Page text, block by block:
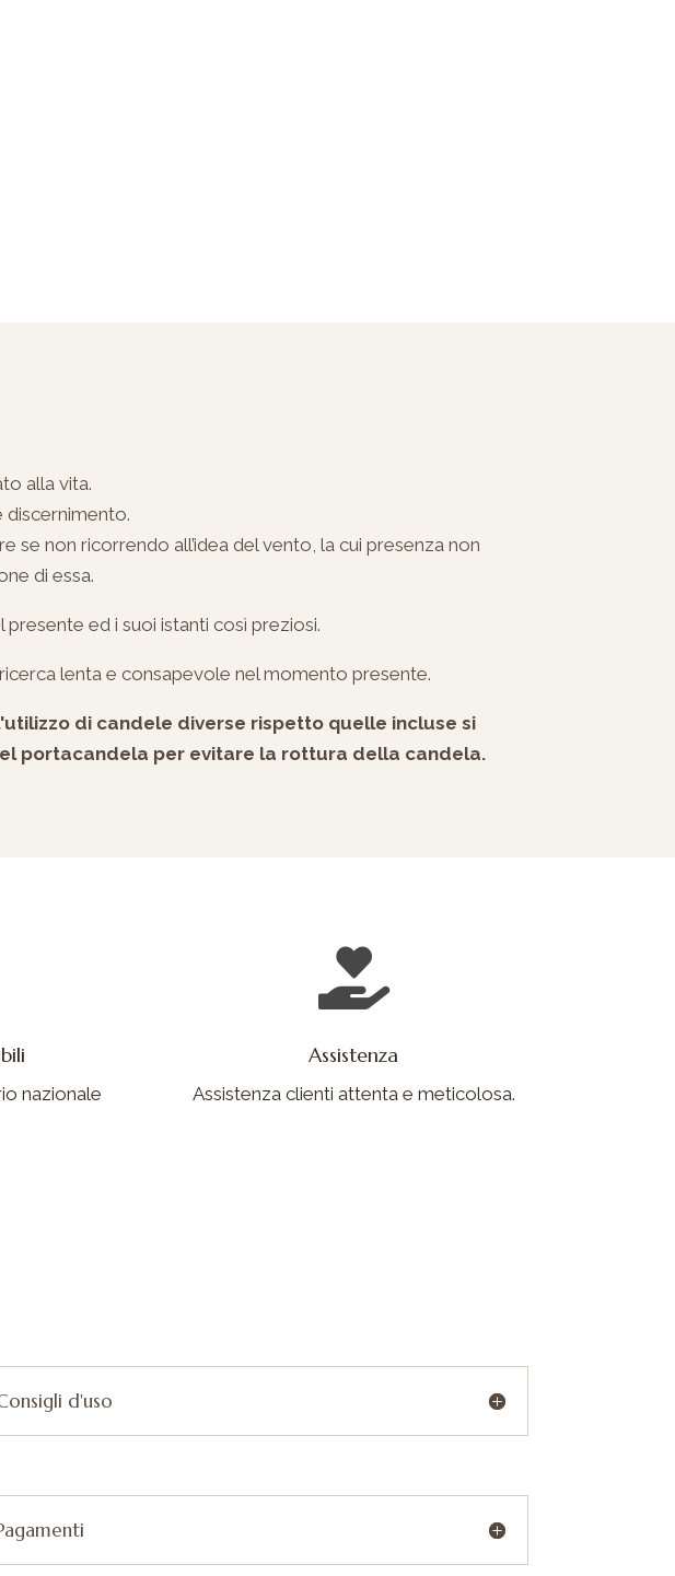
alla vita.
discernimento.
se non ricorrendo all’idea del vento, la cui presenza non
di essa.
ed i suoi istanti così preziosi.
lenta e consapevole nel momento presente.
di candele diverse rispetto quelle incluse si
portacandela per evitare la rottura della candela.
nazionale

Assistenza
Assistenza clienti attenta e meticolosa.
d'uso